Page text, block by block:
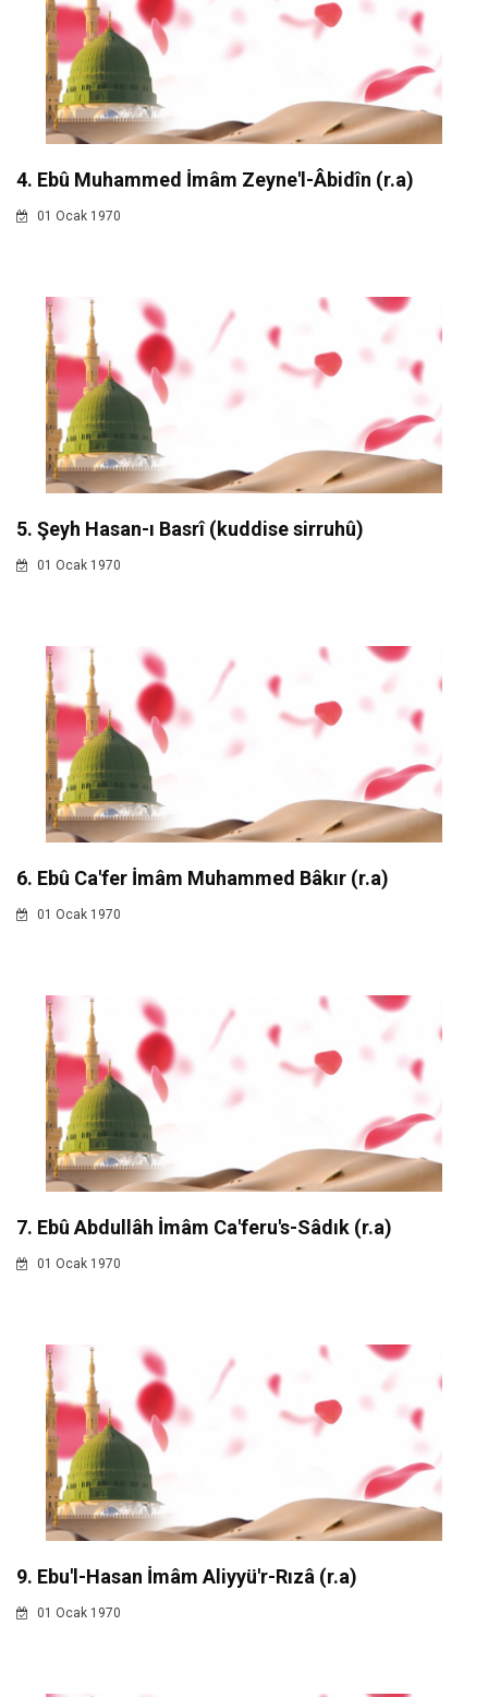
4. Ebû Muhammed İmâm Zeyne'l-Âbidîn (r.a)
01 Ocak 1970
5. Şeyh Hasan-ı Basrî (kuddise sirruhû)
01 Ocak 1970
6. Ebû Ca'fer İmâm Muhammed Bâkır (r.a)
01 Ocak 1970
7. Ebû Abdullâh İmâm Ca'feru's-Sâdık (r.a)
01 Ocak 1970
9. Ebu'l-Hasan İmâm Aliyyü'r-Rızâ (r.a)
01 Ocak 1970